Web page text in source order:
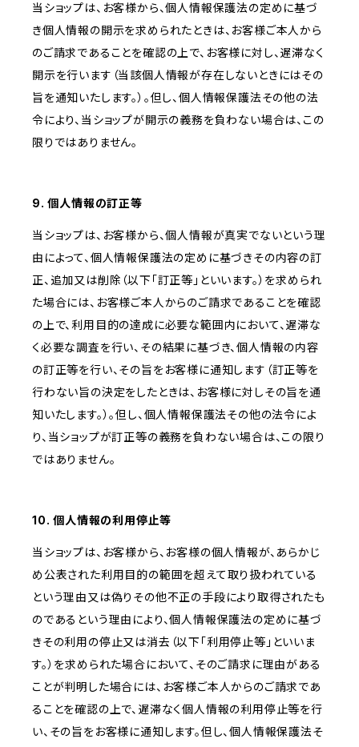
当ショップは、お客様から、個人情報保護法の定めに基づ
き個人情報の開示を求められたときは、お客様ご本人から
のご請求であることを確認の上で、お客様に対し、遅滞なく
開示を行います（当該個人情報が存在しないときにはその
旨を通知いたします。）。但し、個人情報保護法その他の法
令により、当ショップが開示の義務を負わない場合は、この
限りではありません。
9. 個人情報の訂正等
当ショップは、お客様から、個人情報が真実でないという理
由によって、個人情報保護法の定めに基づきその内容の訂
正、追加又は削除（以下「訂正等」といいます。）を求められ
た場合には、お客様ご本人からのご請求であることを確認
の上で、利用目的の達成に必要な範囲内において、遅滞な
く必要な調査を行い、その結果に基づき、個人情報の内容
の訂正等を行い、その旨をお客様に通知します（訂正等を
行わない旨の決定をしたときは、お客様に対しその旨を通
知いたします。）。但し、個人情報保護法その他の法令によ
り、当ショップが訂正等の義務を負わない場合は、この限り
ではありません。
10. 個人情報の利用停止等
当ショップは、お客様から、お客様の個人情報が、あらかじ
め公表された利用目的の範囲を超えて取り扱われている
という理由又は偽りその他不正の手段により取得されたも
のであるという理由により、個人情報保護法の定めに基づ
きその利用の停止又は消去（以下「利用停止等」といいま
す。）を求められた場合において、そのご請求に理由がある
ことが判明した場合には、お客様ご本人からのご請求であ
ることを確認の上で、遅滞なく個人情報の利用停止等を行
い、その旨をお客様に通知します。但し、個人情報保護法そ